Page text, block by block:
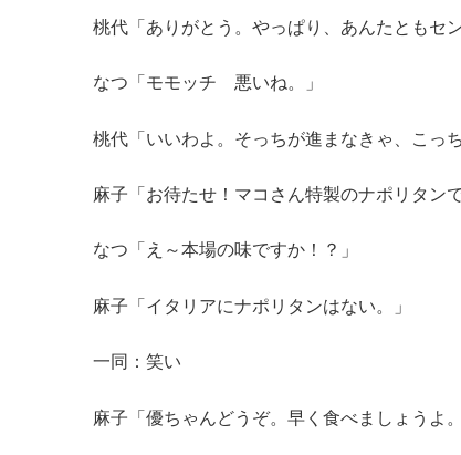
桃代「ありがとう。やっぱり、あんたともセ
なつ「モモッチ 悪いね。」
桃代「いいわよ。そっちが進まなきゃ、こっ
麻子「お待たせ！マコさん特製のナポリタンで
なつ「え～本場の味ですか！？」
麻子「イタリアにナポリタンはない。」
一同：笑い
麻子「優ちゃんどうぞ。早く食べましょうよ。